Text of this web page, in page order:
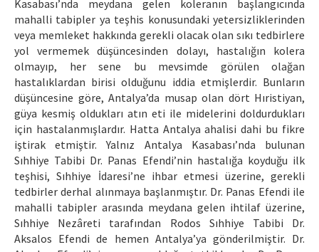
Kasabası’nda meydana gelen koleranın başlangıcında
mahalli tabipler ya teşhis konusundaki yetersizliklerinden
veya memleket hakkında gerekli olacak olan sıkı tedbirlere
yol vermemek düşüncesinden dolayı, hastalığın kolera
olmayıp, her sene bu mevsimde görülen olağan
hastalıklardan birisi olduğunu iddia etmişlerdir. Bunların
düşüncesine göre, Antalya’da musap olan dört Hıristiyan,
güya kesmiş oldukları atın eti ile midelerini doldurdukları
için hastalanmışlardır. Hatta Antalya ahalisi dahi bu fikre
iştirak etmiştir. Yalnız Antalya Kasabası’nda bulunan
Sıhhiye Tabibi Dr. Panas Efendi’nin hastalığa koyduğu ilk
teşhisi, Sıhhiye İdaresi’ne ihbar etmesi üzerine, gerekli
tedbirler derhal alınmaya başlanmıştır. Dr. Panas Efendi ile
mahalli tabipler arasında meydana gelen ihtilaf üzerine,
Sıhhiye Nezâreti tarafından Rodos Sıhhiye Tabibi Dr.
Aksalos Efendi de hemen Antalya’ya gönderilmiştir. Dr.